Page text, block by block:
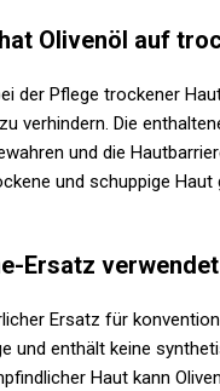
Olivenöl auf
der Pflege trockener
verhindern. Die
und die
und schuppige
Ersatz
Ersatz für
und enthält keine
Haut kann